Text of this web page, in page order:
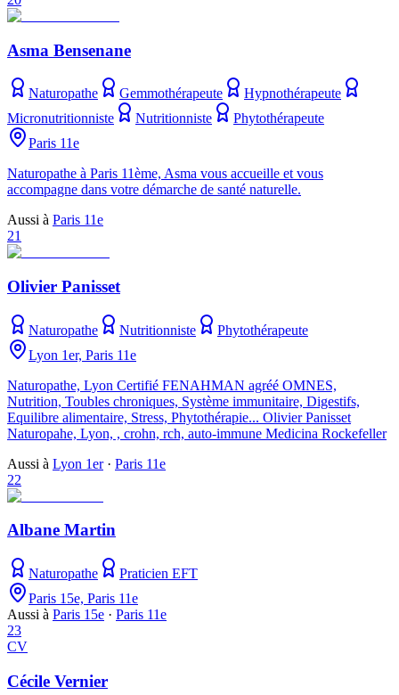
Asma Bensenane
Naturopathe Gemmothérapeute
Hypnothérapeute
Micronutritionniste
Nutritionniste
Phytothérapeute
Paris 11e
Naturopathe à Paris 11ème, Asma vous accueille et vous
accompagne dans votre démarche de santé naturelle.
Aussi à Paris 11e
21
Olivier Panisset
Naturopathe Nutritionniste
Phytothérapeute
Lyon 1er, Paris 11e
Naturopathe, Lyon Certifié FENAHMAN agréé OMNES,
Nutrition, Toubles chroniques, Système immunitaire, Digestifs,
Equilibre alimentaire, Stress, Phytothérapie... Olivier Panisset
Naturopahe, Lyon, , crohn, rch, auto-immune Medicina Rockefeller
Aussi à Lyon 1er· Paris 11e
22
Albane Martin
Naturopathe
Praticien EFT
Paris 15e, Paris 11e
Aussi à Paris 15e · Paris 11e
23
CV
Cécile Vernier